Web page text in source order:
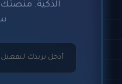
الذكية. منصتك